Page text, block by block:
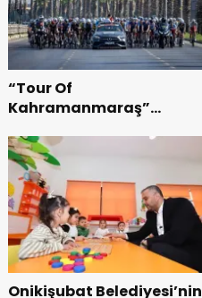
“Tour Of
Kahramanmaraş”
Turnuvası Tamamlandı.
Onikişubat Belediyesi’nin